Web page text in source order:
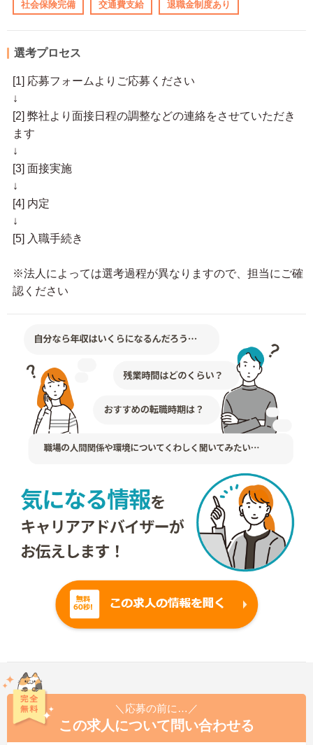
社会保険完備 交通費支給 退職金制度あり
選考プロセス
[1] 応募フォームよりご応募ください
↓
[2] 弊社より面接日程の調整などの連絡をさせていただき
ます
↓
[3] 面接実施
↓
[4] 内定
↓
[5] 入職手続き
※法人によっては選考過程が異なりますので、担当にご確
認ください
＼応募の前に…／
この求人について問い合わせる